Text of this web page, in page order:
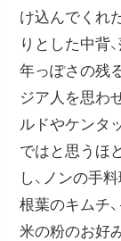
け込んでくれ
りとした中背
年っぽさの残
ジア人を思わ
ルドやケンタ
ではと思うほ
し、ノンの手
根葉のキムチ、
米の粉のお好